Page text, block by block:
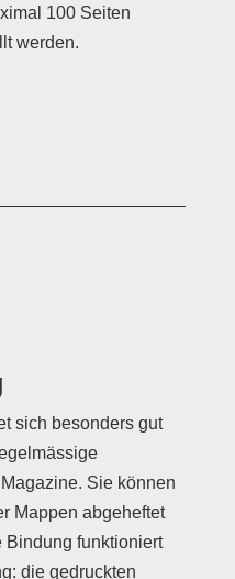
100 Seiten
werden.
sich besonders gut
Sie können
Mappen abgeheftet
Bindung funktioniert
die gedruckten